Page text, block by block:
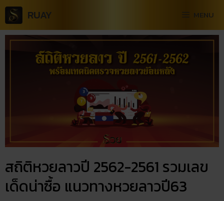
RUAY MENU
สถิติหวยลาวปี 2562-2561 รวมเลข
เด็ดน่าซื้อ แนวทางหวยลาวปี63